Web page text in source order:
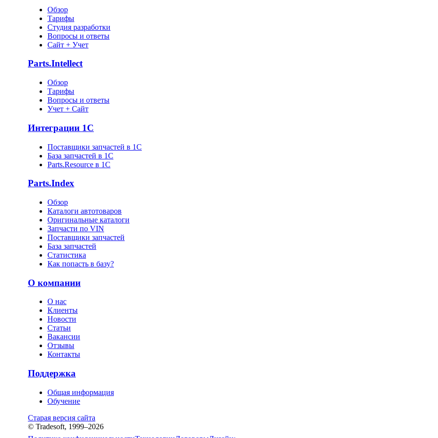
Обзор
Тарифы
Студия разработки
Вопросы и ответы
Сайт + Учет
Parts.Intellect
Обзор
Тарифы
Вопросы и ответы
Учет + Сайт
Интеграции 1С
Поставщики запчастей в 1C
База запчастей в 1С
Parts.Resource в 1C
Parts.Index
Обзор
Каталоги автотоваров
Оригинальные каталоги
Запчасти по VIN
Поставщики запчастей
База запчастей
Статистика
Как попасть в базу?
О компании
О нас
Клиенты
Новости
Статьи
Вакансии
Отзывы
Контакты
Поддержка
Общая информация
Обучение
Старая версия сайта
© Tradesoft, 1999–2026